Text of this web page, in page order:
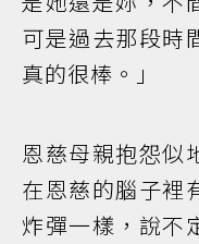
可是過去那段時
真的很棒。」
恩慈母親抱怨似
在恩慈的腦子裡
炸彈一樣，說不